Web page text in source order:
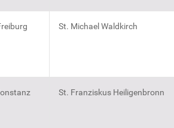
St. Michael Waldkirch
St. Franziskus Heiligenbronn